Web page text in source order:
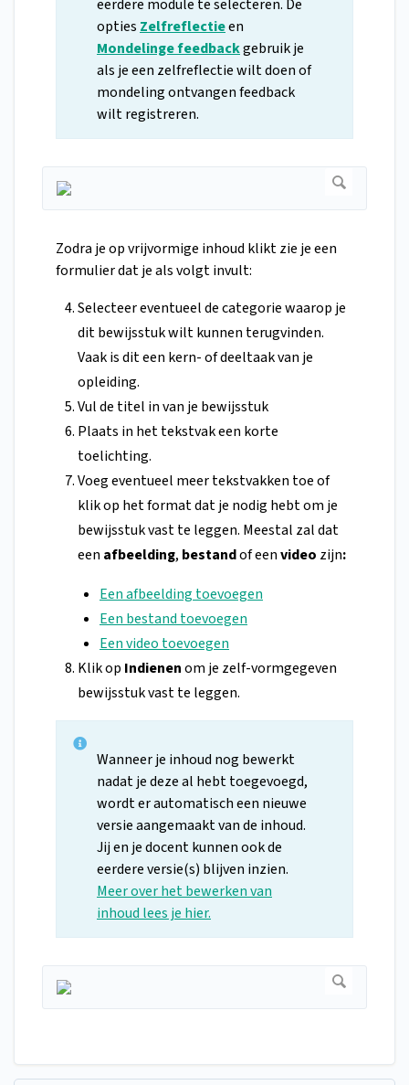
eerdere module te selecteren. De
opties Zelfreflectieen
Mondelinge feedbackgebruik je
als je een zelfreflectie wilt doen of
mondeling ontvangen feedback
wilt registreren.
Zodra je op vrijvormige inhoud klikt zie je een
formulier dat je als volgt invult:
Selecteer eventueel de categorie waarop je
dit bewijsstuk wilt kunnen terugvinden.
Vaak is dit een kern- of deeltaak van je
opleiding.
Vul de titel in van je bewijsstuk
Plaats in het tekstvak een korte
toelichting.
Voeg eventueel meer tekstvakken toe of
klik op het format dat je nodig hebt om je
bewijsstuk vast te leggen. Meestal zal dat
een afbeelding, bestandof eenvideo zijn:
Een afbeelding toevoegen
Een bestand toevoegen
Een video toevoegen
Klik op Indienenom je zelf-vormgegeven
bewijsstuk vast te leggen.
Wanneer je inhoud nog bewerkt
nadat je deze al hebt toegevoegd,
wordt er automatisch een nieuwe
versie aangemaakt van de inhoud.
Jij en je docent kunnen ook de
eerdere versie(s) blijven inzien.
Meer over het bewerken van
inhoud lees je hier.